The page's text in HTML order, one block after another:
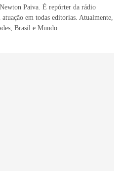
Paiva. É repórter da rádio
em todas editorias. Atualmente,
Brasil e Mundo.